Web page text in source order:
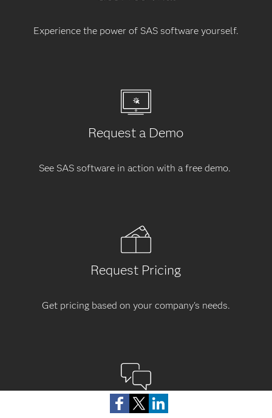
Experience the power of SAS software yourself.
Request a Demo
See SAS software in action with a free demo.
Request Pricing
Get pricing based on your company's needs.
Contact Us